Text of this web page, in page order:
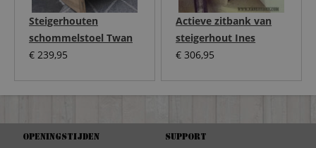
Actieve zitbank van
steigerhout Ines
€ 306,95
Steigerhouten
schommelstoel Twan
€ 239,95
Openingstijden Support